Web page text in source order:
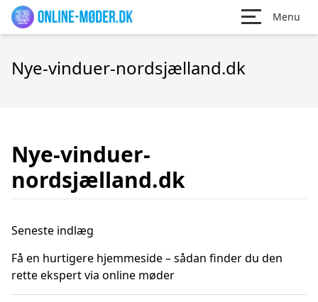
Menu
Nye-vinduer-nordsjælland.dk
Nye-vinduer-
nordsjælland.dk
Seneste indlæg
Få en hurtigere hjemmeside – sådan finder du den
rette ekspert via online møder